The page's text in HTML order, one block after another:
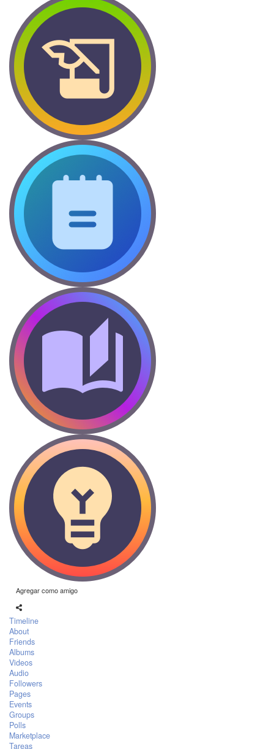
Agregar como amigo
Timeline
About
Friends
Albums
Videos
Audio
Followers
Pages
Events
Groups
Polls
Marketplace
Tareas